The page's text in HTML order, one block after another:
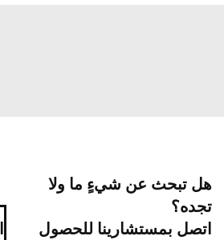
هل تبحث عن شيءٍ ما ولا
تجده؟
اتصل بمستشارينا للحصول